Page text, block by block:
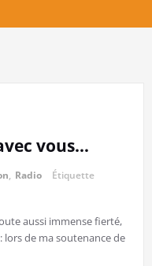
vous…
, Radio
Étiquette
aussi immense fierté,
lors de ma soutenance de